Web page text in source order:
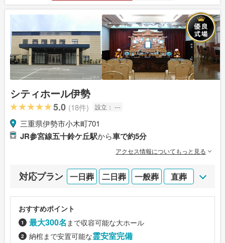
シティホール伊勢
5.0 (18件) 設立： ---
三重県伊勢市小木町701
JR参宮線五十鈴ケ丘駅から車で約5分
アクセス情報についてもっと見る
対応プラン 一日葬 二日葬 一般葬 直葬
おすすめポイント
最大300名 まで収容可能な大ホール
納棺まで安置可能な霊安室完備